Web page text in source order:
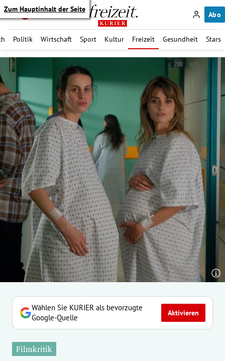
Zum Hauptinhalt der Seite
Abo
Politik Wirtschaft Sport Kultur Freizeit Gesundheit Stars
Untermenü
Untermenü
Untermenü
Untermenü
Untermenü
Untermenü
Untermenü
Wählen Sie KURIER als bevorzugte
Google-Quelle
Aktivieren
Filmkritik